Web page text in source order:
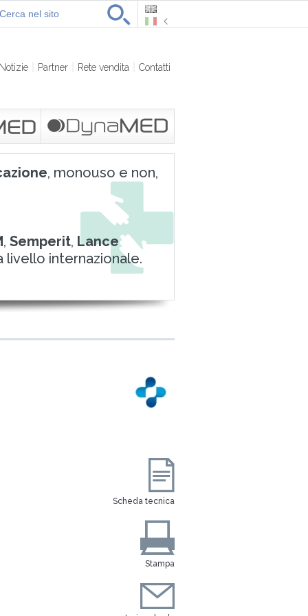
Notizie Partner Rete vendita Contatti
, monouso e non,
, Semperit, Lance
livello internazionale.
Scheda tecnica
Stampa